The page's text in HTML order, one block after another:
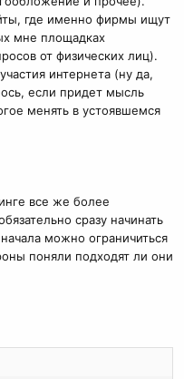
где именно фирмы ищут
мне площадках
от физических лиц).
интернета (ну да,
если придет мысль
менять в устоявшемся
все же более
сразу начинать
можно ограничиться
поняли подходят ли они